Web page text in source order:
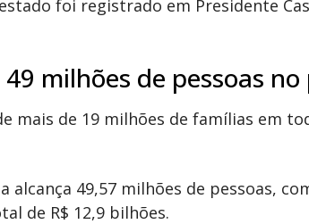
foi registrado em Presidente
milhões de pessoas no
mais de 19 milhões de famílias em
alcança 49,57 milhões de pessoas,
de R$ 12,9 bilhões.